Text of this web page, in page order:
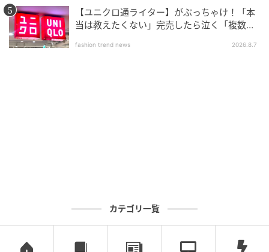
【ユニクロ通ライター】がぶっちゃけ！「本
当は教えたくない」完売したら泣く「複数買
fashion trend news 2026.8.7
カテゴリ一覧